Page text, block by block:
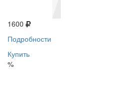
1600
Подробности
Купить
%